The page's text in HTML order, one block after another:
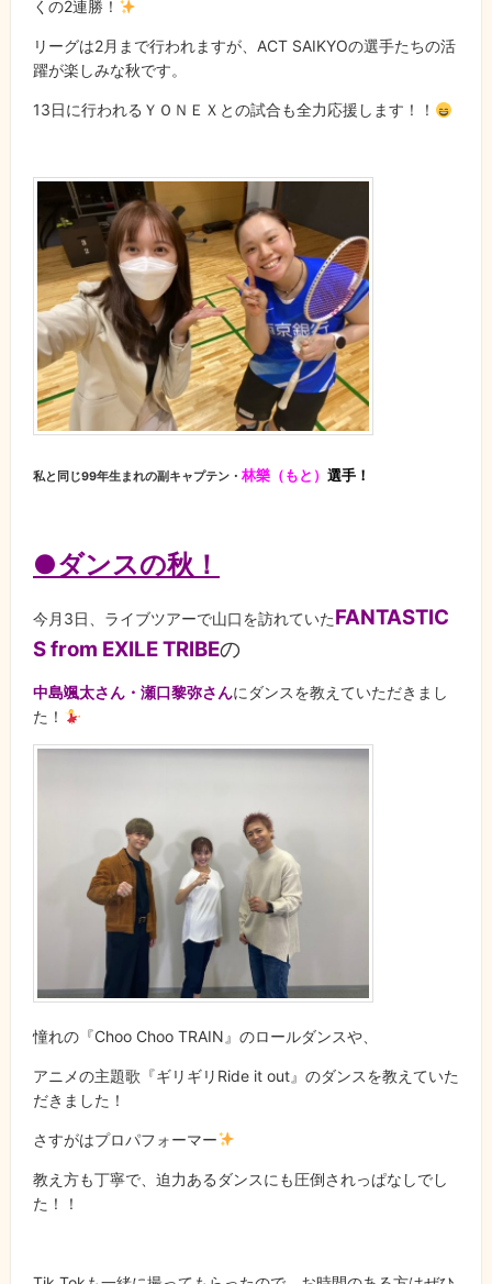
くの2連勝！
リーグは2月まで行われますが、ACT SAIKYOの選手たちの活
躍が楽しみな秋です。
13日に行われるＹＯＮＥＸとの試合も全力応援します！！
私と同じ99年生まれの副キャプテン・ 林樂（もと） 選手！
●ダンスの秋！
今月3日、ライブツアーで山口を訪れていたFANTASTIC
S from EXILE TRIBEの
中島颯太さん・瀬口黎弥さんにダンスを教えていただきまし
た！
憧れの『Choo Choo TRAIN』のロールダンスや、
アニメの主題歌『ギリギリRide it out』のダンスを教えていた
だきました！
さすがはプロパフォーマー
教え方も丁寧で、迫力あるダンスにも圧倒されっぱなしでし
た！！